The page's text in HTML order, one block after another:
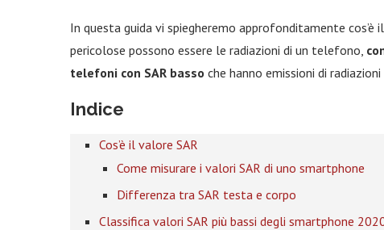
In questa guida vi spiegheremo approfonditamente
pericolose possono essere le radiazioni di un telefono,
telefoni con SAR basso che hanno emissioni di
Indice
Cos’è il valore SAR
Come misurare i valori SAR di uno smartphone
Differenza tra SAR testa e corpo
Classifica valori SAR più bassi degli smartphone